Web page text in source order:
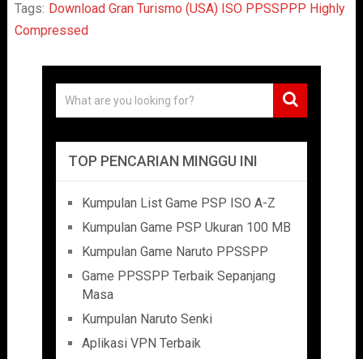
Tags: Download Gran Turismo (USA) ISO PPSSPPP Highly
Compressed
TOP PENCARIAN MINGGU INI
Kumpulan List Game PSP ISO A-Z
Kumpulan Game PSP Ukuran 100 MB
Kumpulan Game Naruto PPSSPP
Game PPSSPP Terbaik Sepanjang
Masa
Kumpulan Naruto Senki
Aplikasi VPN Terbaik